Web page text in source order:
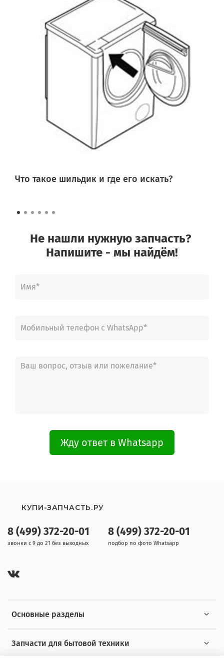
Что такое шильдик и где его искать?
Не нашли нужную запчасть?
Напишите - мы найдём!
Жду ответ в Whatsapp
Основные разделы
Запчасти для бытовой техники
8 (499) 372-20-01
звонки с 9 до 21 без выходных
8 (499) 372-20-01
подбор по фото Whatsapp
КУПИ-ЗАПЧАСТЬ.РУ